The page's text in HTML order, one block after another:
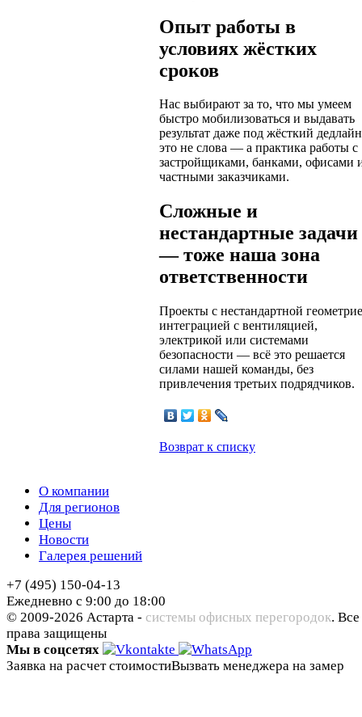
Опыт работы в
условиях жёстких
сроков
Нас выбирают за то, что мы умеем
быстро мобилизоваться и выдавать
результат даже под жёсткий
это не слова — а практика работы с
застройщиками, банками, офисами
частными заказчиками.
Сложные и
нестандартные задачи
— тоже наша зона
ответственности
Проекты с нестандартной
интеграцией с вентиляцией,
электрикой или системами
безопасности — всё это решается
силами нашей команды, без
привлечения третьих подрядчиков.
Возврат к списку
О компании
Для регионов
Цены
Новости
Галерея решений
+7 (495) 150-04-13
Ежедневно с 9:00 до 18:00
© 2009-2026 Астарта - системы офисных перегородок. Все
права защищены
Мы в соцсетях
Заявка на расчет стоимостиВызвать менеджера на замер